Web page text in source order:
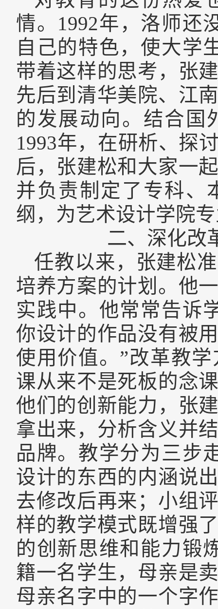
情。 1992年， 洛师还
自己的特色，使大学
带着这样的思考， 张
先后到清华美院、江
的发展动向。结合国
1993年，在研析、 探
后，张建松和大家一
并负责制定了专科、
纲， 为艺术设计学院
二、深化改
任教以来，张建松
培养方案的计划。他
实践中。他常常告诉
你设计的作品没有被
使用价值。”改革教
课从来不是死板的念
他们的创新能力，张
拿出来，分析含义并
品牌。教学分为三步
设计的东西的内涵说
去修改后再来；小组
样的教学模式既增强
的创新思维和能力锻
籍一名学生，母亲是
母亲名字中的一个字